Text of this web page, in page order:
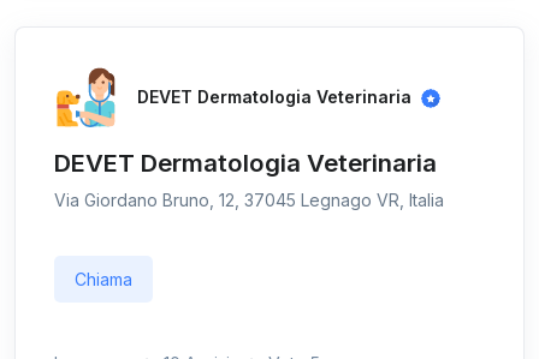
DEVET Dermatologia Veterinaria
DEVET Dermatologia Veterinaria
Via Giordano Bruno, 12, 37045 Legnago VR, Italia
Chiama